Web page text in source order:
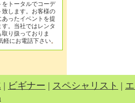
をトータルでコーデ
致します。お客様の
あったイベントを提
す。当社ではレンタ
取り扱っておりま
軽にお電話下さい。
| ビギナー | スペシャリスト |